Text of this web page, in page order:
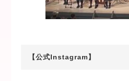
【公式Instagram】